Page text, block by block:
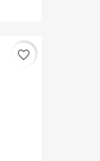
favorite_border